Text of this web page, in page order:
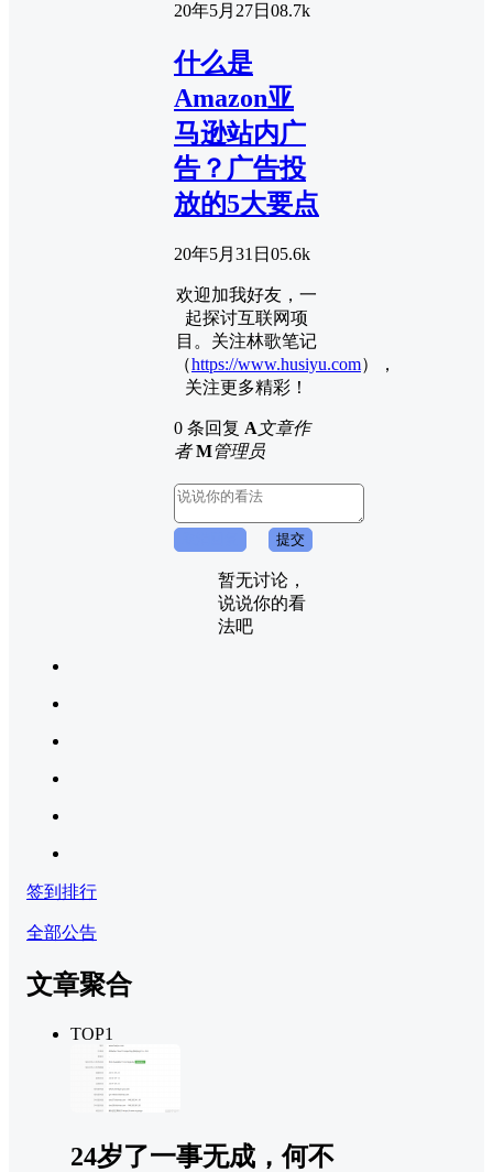
20年5月27日 08.7k
什么是
Amazon亚
马逊站内广
告？广告投
放的5大要点
20年5月31日 05.6k
欢迎加我好友，一
起探讨互联网项
目。关注林歌笔记
（https://www.husiyu.com），
关注更多精彩！
0 条回复 A文章作
者 M管理员
提交
暂无讨论，
说说你的看
法吧
签到排行
全部公告
文章聚合
TOP1
24岁了一事无成，何不